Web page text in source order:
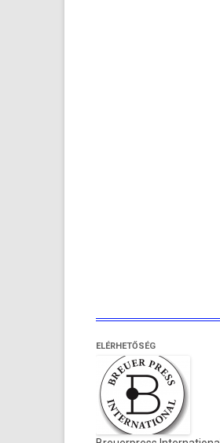
ELÉRHETŐSÉG